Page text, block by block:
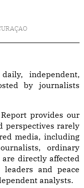
independent,
by journalists
Report provides our
perspectives rarely
media, including
ordinary
directly affected
leaders and peace
analysts.